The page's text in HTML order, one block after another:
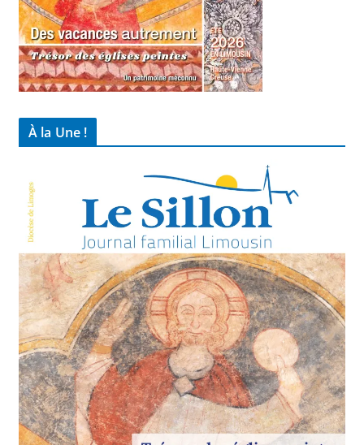
À la Une !